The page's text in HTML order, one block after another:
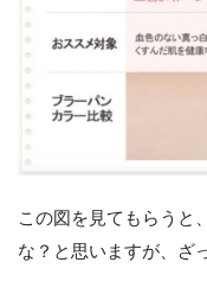
この図を見てもらうと
な？と思いますが、ざ